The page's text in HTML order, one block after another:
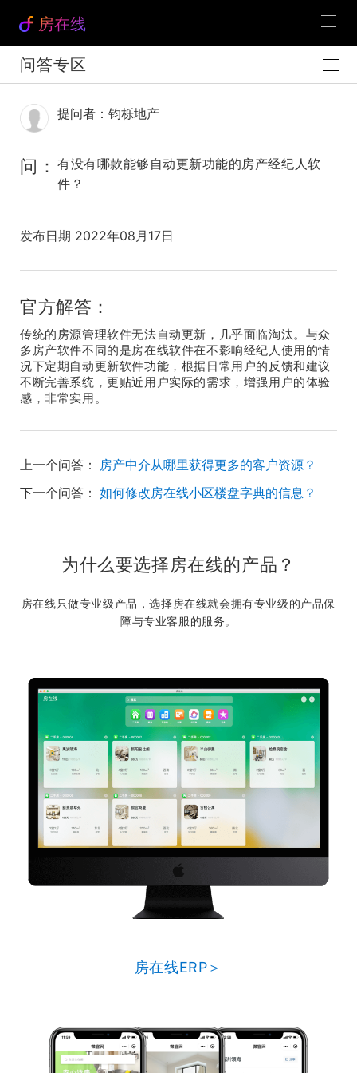
房在线
问答专区
提问者：钧栎地产
问： 有没有哪款能够自动更新功能的房产经纪人软
件？
发布日期 2022年08月17日
官方解答：
传统的房源管理软件无法自动更新，几乎面临淘汰。与众
多房产软件不同的是房在线软件在不影响经纪人使用的情
况下定期自动更新软件功能，根据日常用户的反馈和建议
不断完善系统，更贴近用户实际的需求，增强用户的体验
感，非常实用。
上一个问答： 房产中介从哪里获得更多的客户资源？
下一个问答： 如何修改房在线小区楼盘字典的信息？
为什么要选择房在线的产品？
房在线只做专业级产品，选择房在线就会拥有专业级的产品保
障与专业客服的服务。
房在线ERP＞